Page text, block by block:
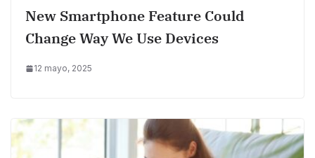
New Smartphone Feature Could
Change Way We Use Devices
12 mayo, 2025